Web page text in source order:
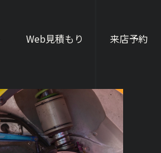
Web見積もり 来店予約